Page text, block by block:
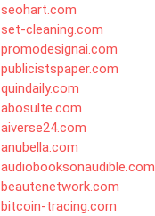
seohart.com
set-cleaning.com
promodesignai.com
publicistspaper.com
quindaily.com
abosulte.com
aiverse24.com
anubella.com
audiobooksonaudible.com
beautenetwork.com
bitcoin-tracing.com